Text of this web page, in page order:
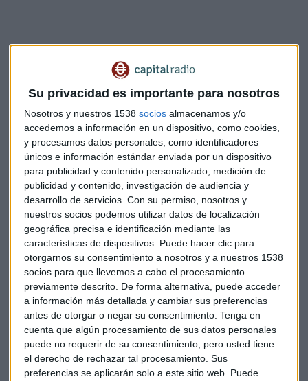
Su privacidad es importante para nosotros
Nosotros y nuestros 1538 socios almacenamos y/o
accedemos a información en un dispositivo, como cookies,
y procesamos datos personales, como identificadores
únicos e información estándar enviada por un dispositivo
para publicidad y contenido personalizado, medición de
publicidad y contenido, investigación de audiencia y
desarrollo de servicios. Con su permiso, nosotros y
nuestros socios podemos utilizar datos de localización
geográfica precisa e identificación mediante las
características de dispositivos. Puede hacer clic para
otorgarnos su consentimiento a nosotros y a nuestros 1538
socios para que llevemos a cabo el procesamiento
previamente descrito. De forma alternativa, puede acceder
a información más detallada y cambiar sus preferencias
antes de otorgar o negar su consentimiento. Tenga en
cuenta que algún procesamiento de sus datos personales
puede no requerir de su consentimiento, pero usted tiene
el derecho de rechazar tal procesamiento. Sus
preferencias se aplicarán solo a este sitio web. Puede
4.200 millones de dólares para asegurarse el control de su
empresa conjunta en China.Tomará el control de BMW
Brilliance Automotive al incrementar su participación desde
el 50% actual hasta el 75%. El acuerdo dará a la
automovilística más poder sobre su negocio en el mayor
mercado de coches del mundo. El acuerdo se cerrará en el
2022, cuando se levanten las reglas que limitan la propiedad
extranjera.
Pendientes deNatixis.El banco francés analiza un acuerdo
con la fintech de pagosIngenicoque podría ser objeto de
una oferta de compra. Ingenico está valorada en 4.600
millones de dólares.
Atención a la cotización deMerlín Properties.Reconoce
haber mantenido conversaciones preliminares con El Corte
Inglés relacionadas con determinados activos logísticos,
aunque desmintió que estuviese trabajando en un acuerdo
inmobiliario de gran calado con el gigante de la distribución